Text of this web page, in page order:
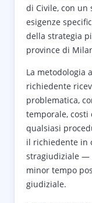
di Civile, con un
esigenze
della strategia
province di
La metodologia
richiedente
problematica,
temporale,
qualsiasi
il richiedente in
stragiudiziale —
minor tempo
giudiziale.